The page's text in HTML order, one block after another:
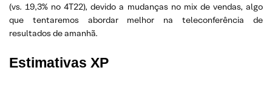
(vs. 19,3% no 4T22), devido a mudanças no mix de vendas, algo
que tentaremos abordar melhor na teleconferência de
resultados de amanhã.
Estimativas XP